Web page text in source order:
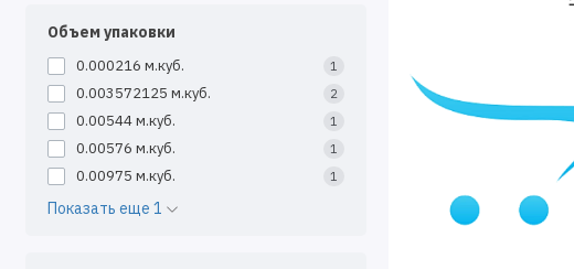
Объем упаковки
0.000216 м.куб. 1
0.003572125 м.куб. 2
0.00544 м.куб. 1
0.00576 м.куб. 1
0.00975 м.куб. 1
Показать еще 1